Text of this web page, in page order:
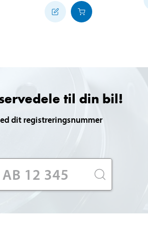
til din bil!
dit registreringsnummer